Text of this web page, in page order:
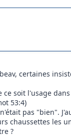
certaines
soit l'usage
53:4)
pas "bien".
chaussettes les
?